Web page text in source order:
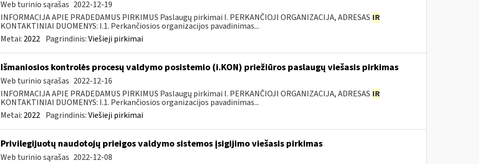
Web turinio sąrašas 2022-12-19
INFORMACIJA APIE PRADEDAMUS PIRKIMUS Paslaugų pirkimai I. PERKANČIOJI ORGANIZACIJA, ADRESAS IR
KONTAKTINIAI DUOMENYS: I.1. Perkančiosios organizacijos pavadinimas...
Metai: 2022 Pagrindinis:Viešieji pirkimai
Išmaniosios kontrolės procesų valdymo posistemio (i.KON) priežiūros paslaugų viešasis pirkimas
Web turinio sąrašas 2022-12-16
INFORMACIJA APIE PRADEDAMUS PIRKIMUS Paslaugų pirkimai I. PERKANČIOJI ORGANIZACIJA, ADRESAS IR
KONTAKTINIAI DUOMENYS: I.1. Perkančiosios organizacijos pavadinimas...
Metai: 2022 Pagrindinis:Viešieji pirkimai
Privilegijuotų naudotojų prieigos valdymo sistemos įsigijimo viešasis pirkimas
Web turinio sąrašas 2022-12-08